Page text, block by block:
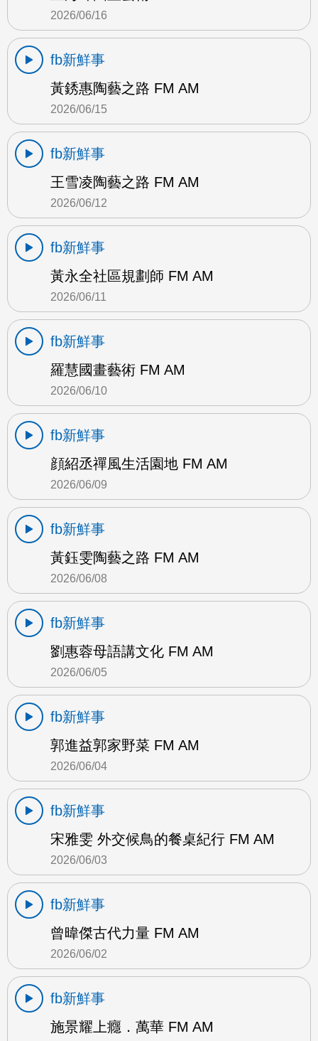
2026/06/16
fb新鮮事
黃銹惠陶藝之路 FM AM
2026/06/15
fb新鮮事
王雪凌陶藝之路 FM AM
2026/06/12
fb新鮮事
黃永全社區規劃師 FM AM
2026/06/11
fb新鮮事
羅慧國畫藝術 FM AM
2026/06/10
fb新鮮事
顔紹丞禪風生活園地 FM AM
2026/06/09
fb新鮮事
黃鈺雯陶藝之路 FM AM
2026/06/08
fb新鮮事
劉惠蓉母語講文化 FM AM
2026/06/05
fb新鮮事
郭進益郭家野菜 FM AM
2026/06/04
fb新鮮事
宋雅雯 外交候鳥的餐桌紀行 FM AM
2026/06/03
fb新鮮事
曾暐傑古代力量 FM AM
2026/06/02
fb新鮮事
施景耀上癮．萬華 FM AM